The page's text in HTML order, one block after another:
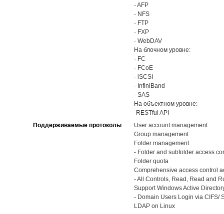
- AFP
- NFS
- FTP
- FXP
- WebDAV
На блочном уровне:
- FC
- FCoE
- iSCSI
- InfiniBand
- SAS
На объектном уровне:
-RESTful API
Поддерживаемые протоколы
User account management
Group management
Folder management
- Folder and subfolder access
Folder quota
Comprehensive access control
- All Controls, Read, Read and
Support Windows Active
- Domain Users Login via CIFS/
LDAP on Linux